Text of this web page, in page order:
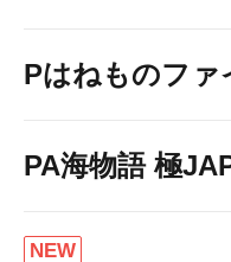
Pはねものファ
PA海物語 極
NEW